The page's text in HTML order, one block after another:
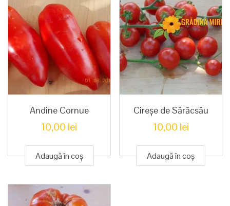
Andine Cornue
10,00 lei
Adaugă în coș
Cireșe de Sărăcsău
10,00 lei
Adaugă în coș